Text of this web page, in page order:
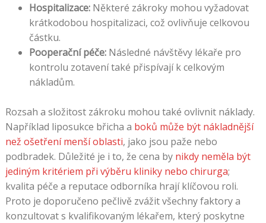
Hospitalizace:Některé zákroky mohou vyžadovat
krátkodobou hospitalizaci, což ovlivňuje celkovou
částku.
Pooperační péče:Následné návštěvy lékaře pro
kontrolu zotavení také přispívají k celkovým
nákladům.
Rozsah a složitost zákroku mohou také ovlivnit náklady.
Například liposukce břicha a boků může být nákladnější
než ošetření menší oblasti, jako jsou paže nebo
podbradek. Důležité je i to, že cena by nikdy neměla být
jediným kritériem při výběru kliniky nebo chirurga;
kvalita péče a reputace odborníka hrají klíčovou roli.
Proto je doporučeno pečlivě zvážit všechny faktory a
konzultovat s kvalifikovaným lékařem, který poskytne